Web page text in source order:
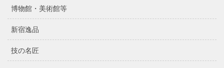
博物館・美術館等
新宿逸品
技の名匠